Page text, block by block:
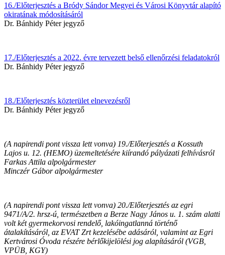
16./Előterjesztés a Bródy Sándor Megyei és Városi Könyvtár alapító
okiratának módosításáról
Dr. Bánhidy Péter jegyző
17./Előterjesztés a 2022. évre tervezett belső ellenőrzési feladatokról
Dr. Bánhidy Péter jegyző
18./Előterjesztés közterület elnevezésről
Dr. Bánhidy Péter jegyző
(A napirendi pont vissza lett vonva) 19./Előterjesztés a Kossuth
Lajos u. 12. (HEMO) üzemeltetésére kiírandó pályázati felhívásról
Farkas Attila alpolgármester
Minczér Gábor alpolgármester
(A napirendi pont vissza lett vonva) 20./Előterjesztés az egri
9471/A/2. hrsz-ú, természetben a Berze Nagy János u. 1. szám alatti
volt két gyermekorvosi rendelő, lakóingatlanná történő
átalakításáról, az EVAT Zrt kezelésébe adásáról, valamint az Egri
Kertvárosi Óvoda részére bérlőkijelölési jog alapításáról (VGB,
VPÜB, KGY)